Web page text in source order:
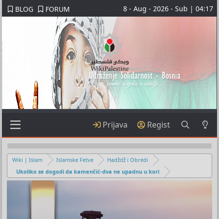
BLOG FORUM 8 - Aug - 2026 - Sub | 04:17
Prijava Regist
Wiki | Islam Islamske Fetve
Hadždž i Obredi
Ukoliko se dogodi da kamenčić-dva ne upadnu u kori